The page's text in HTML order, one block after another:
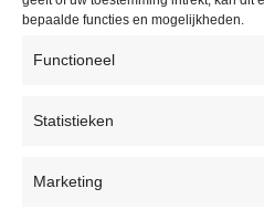
bepaalde functies en mogelijkheden.
Functioneel
Statistieken
Marketing
Peter Vergroesen